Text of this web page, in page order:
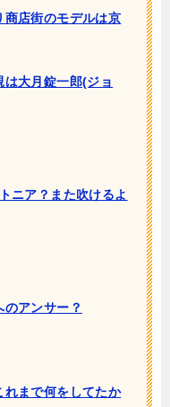
商店街のモデルは京
は大月錠一郎(ジョ
ニア？また吹けるよ
アンサー？
れまで何をしてたか